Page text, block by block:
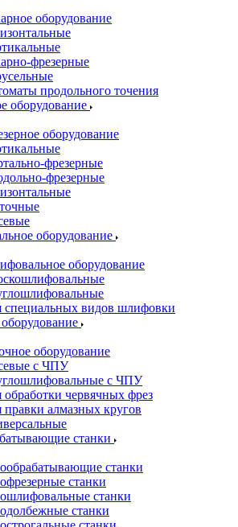
оборудование
фрезерные
продольного точения
оборудование
оборудование
фрезерные
фрезерные
оборудование
оборудование
специальных видов шлифовки
оборудование
с ЧПУ
с ЧПУ
обработки червячных фрез
правки алмазных кругов
станки
станки
станки
станки
станки